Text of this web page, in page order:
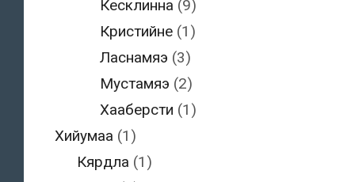
Кесклинна (9)
Кристийне(1)
Ласнамяэ (3)
Мустамяэ (2)
Хааберсти (1)
Хийумаа (1)
Кярдла (1)